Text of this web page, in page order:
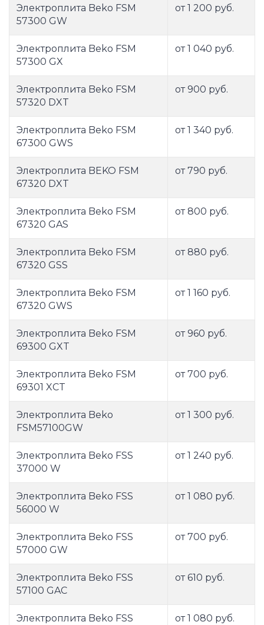
Электроплита Beko FSM
57300 GW
от 1 200 руб.
Электроплита Beko FSM
57300 GX
от 1 040 руб.
Электроплита Beko FSM
57320 DXT
от 900 руб.
Электроплита Beko FSM
67300 GWS
от 1 340 руб.
Электроплита BEKO FSM
67320 DXT
от 790 руб.
Электроплита Beko FSM
67320 GAS
от 800 руб.
Электроплита Beko FSM
67320 GSS
от 880 руб.
Электроплита Beko FSM
67320 GWS
от 1 160 руб.
Электроплита Beko FSM
69300 GXT
от 960 руб.
Электроплита Beko FSM
69301 XCT
от 700 руб.
Электроплита Beko
FSM57100GW
от 1 300 руб.
Электроплита Beko FSS
37000 W
от 1 240 руб.
Электроплита Beko FSS
56000 W
от 1 080 руб.
Электроплита Beko FSS
57000 GW
от 700 руб.
Электроплита Beko FSS
57100 GAC
от 610 руб.
Электроплита Beko FSS
от 1 080 руб.